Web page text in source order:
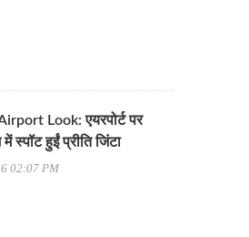
Look: एयरपोर्ट पर
स्पॉट हुईं प्रीति जिंटा
02:07 PM